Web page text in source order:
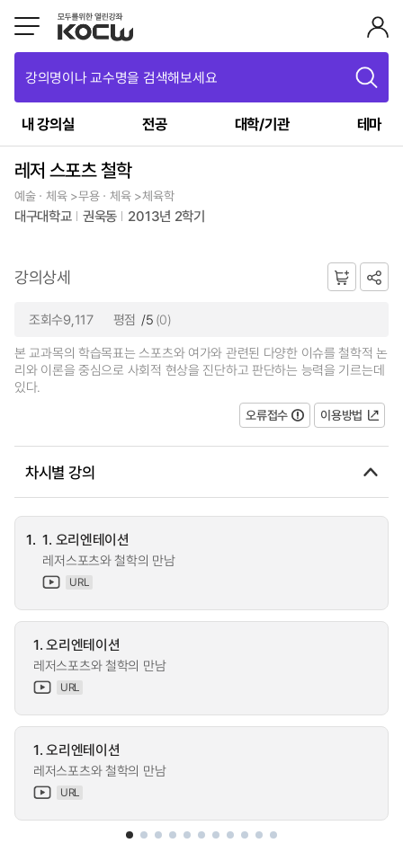
강의명이나 교수명을 검색해보세요
내 강의실 전공 대학/기관 테마
레저 스포츠 철학
예술ㆍ체육 >무용ㆍ체육 >체육학
대구대학교 권욱동 2013년 2학기
강의상세
조회수9,117 평점 /5 (0)
본 교과목의 학습목표는 스포츠와 여가와 관련된 다양한 이슈를 철학적 논
리와 이론을 중심으로 사회적 현상을 진단하고 판단하는 능력을 기르는데
있다.
오류접수
이용방법
차시별 강의
1. 1. 오리엔테이션
레저스포츠와 철학의 만남
URL
1. 오리엔테이션
레저스포츠와 철학의 만남
URL
1. 오리엔테이션
레저스포츠와 철학의 만남
URL